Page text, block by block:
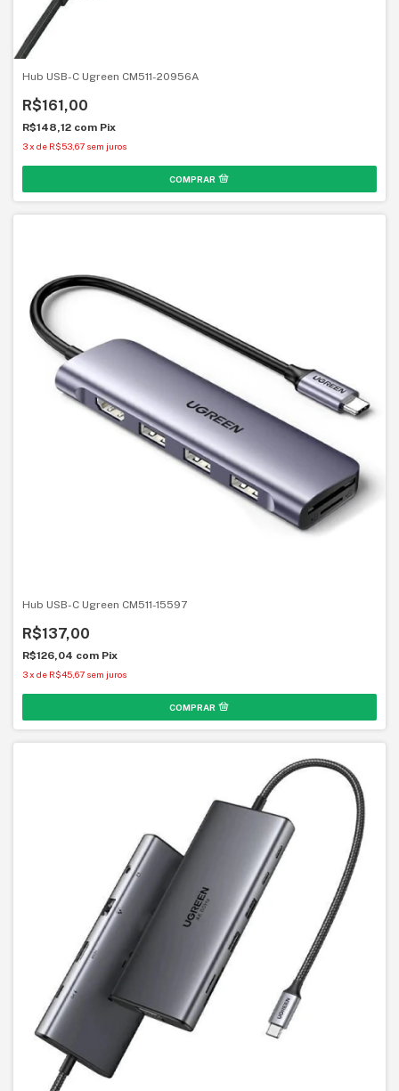
Hub USB-C Ugreen CM511-20956A
R$161,00
R$148,12 com Pix
3x de R$53,67 sem juros
Hub USB-C Ugreen CM511-15597
R$137,00
R$126,04 com Pix
3x de R$45,67 sem juros